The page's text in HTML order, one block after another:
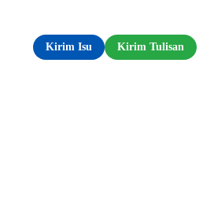
Kirim Isu
Kirim Tulisan